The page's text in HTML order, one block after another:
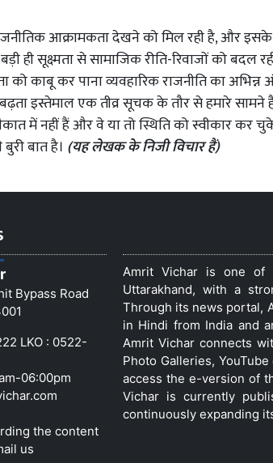
आक्रामकता देखने को मिल रही है, और
ही सूक्ष्मता से सामाजिक रीति-रिवाजों को बदल
को काबू कर पाना व्यवहारिक राजनीति का
बढ़ता इस्तेमाल एक तीव्र सूचक के तौर से हमारे
में नहीं हैं और वे या तो स्थिति को स्वीकार कर
बात है। (यह लेखक के निजी विचार हैं)
Bypass Road
LKO : 0522-
06:00pm
the content
us
Amrit Vichar is one of
Uttarakhand, with a
Through its news portal,
in Hindi from India and
Amrit Vichar connects
Photo Galleries,
access the e-version of
Vichar is currently
continuously expanding